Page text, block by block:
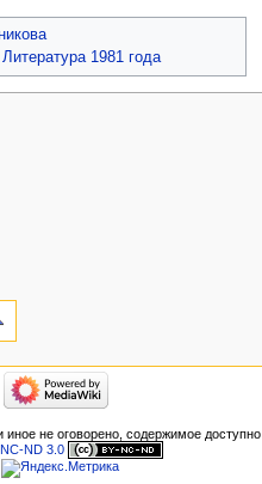
Литература 1981 года
иное не оговорено, содержимое доступно
ND 3.0